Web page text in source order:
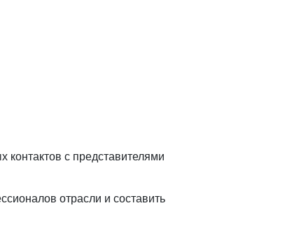
контактов с представителями
отрасли и составить